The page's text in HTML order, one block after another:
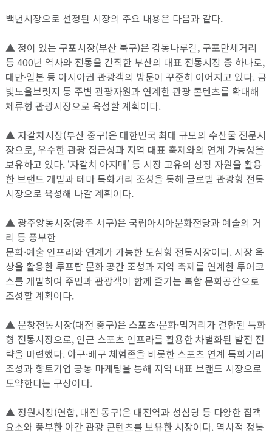
백년시장으로 선정된 시장의 주요 내용은 다음과 같다.
▲ 정이 있는 구포시장(부산 북구)은 감동나루길, 구포만세거리
등 400년 역사와 전통을 간직한 부산의 대표 전통시장 중 하나로,
대만·일본 등 아시아권 관광객의 방문이 꾸준히 이어지고 있다. 금
빛노을브릿지 등 주변 관광자원과 연계한 관광 콘텐츠를 확대해
체류형 관광시장으로 육성할 계획이다.
▲ 자갈치시장(부산 중구)은 대한민국 최대 규모의 수산물 전문시
장으로, 우수한 관광 접근성과 지역 대표 축제와의 연계 가능성을
보유하고 있다. ‘자갈치 아지매’ 등 시장 고유의 상징 자원을 활용
한 브랜드 개발과 테마 특화거리 조성을 통해 글로벌 관광형 전통
시장으로 육성해 나갈 계획이다.
▲ 광주양동시장(광주 서구)은 국립아시아문화전당과 예술의 거
리 등 풍부한
문화·예술 인프라와 연계가 가능한 도심형 전통시장이다. 시장 옥
상을 활용한 루프탑 문화 공간 조성과 지역 축제를 연계한 투어코
스를 개발하여 주민과 관광객이 함께 즐기는 복합 문화공간으로
조성할 계획이다.
▲ 문창전통시장(대전 중구)은 스포츠·문화·먹거리가 결합된 특화
형 전통시장으로, 인근 스포츠 인프라를 활용한 차별화된 발전 전
략을 마련했다. 야구·배구 체험존을 비롯한 스포츠 연계 특화거리
조성과 향토기업 공동 마케팅을 통해 지역 대표 브랜드 시장으로
도약한다는 구상이다.
▲ 정원시장(연합, 대전 동구)은 대전역과 성심당 등 다양한 집객
요소와 풍부한 야간 관광 콘텐츠를 보유한 시장이다. 역사적 정통